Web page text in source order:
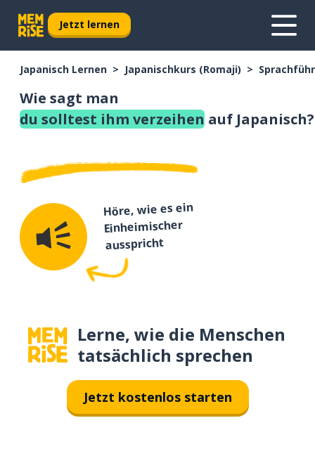
Jetzt lernen
Japanisch Lernen Japanischkurs (Romaji)
Wie sagt man
du solltest ihm verzeihen auf Japanisch?
Höre, wie es ein
Einheimischer
ausspricht
Lerne, wie die Menschen
tatsächlich sprechen
Jetzt kostenlos starten